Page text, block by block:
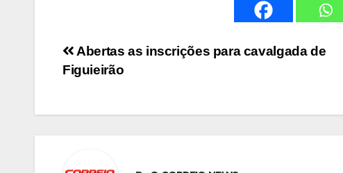
Navegação
de
Post
Abertas as inscrições para cavalgada de
Figuieirão